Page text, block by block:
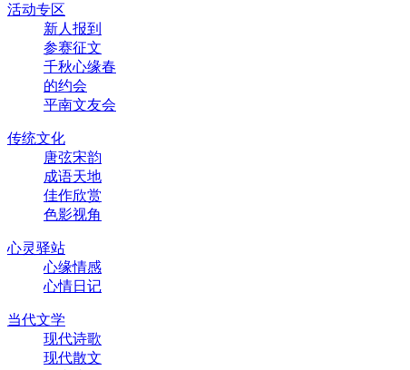
活动专区
新人报到
参赛征文
千秋心缘春
的约会
平南文友会
传统文化
唐弦宋韵
成语天地
佳作欣赏
色影视角
心灵驿站
心缘情感
心情日记
当代文学
现代诗歌
现代散文